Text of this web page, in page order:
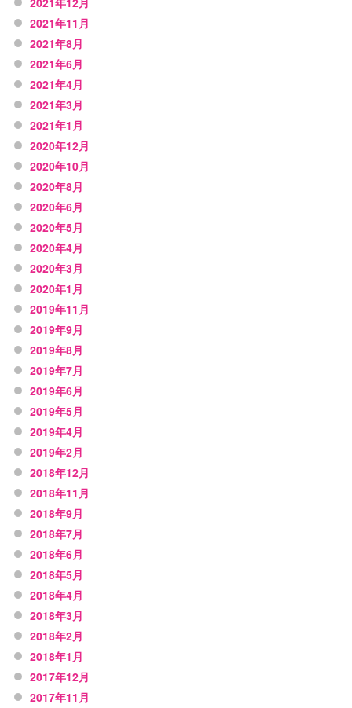
2021年11月
2021年8月
2021年6月
2021年4月
2021年3月
2021年1月
2020年12月
2020年10月
2020年8月
2020年6月
2020年5月
2020年4月
2020年3月
2020年1月
2019年11月
2019年9月
2019年8月
2019年7月
2019年6月
2019年5月
2019年4月
2019年2月
2018年12月
2018年11月
2018年9月
2018年7月
2018年6月
2018年5月
2018年4月
2018年3月
2018年2月
2018年1月
2017年12月
2017年11月